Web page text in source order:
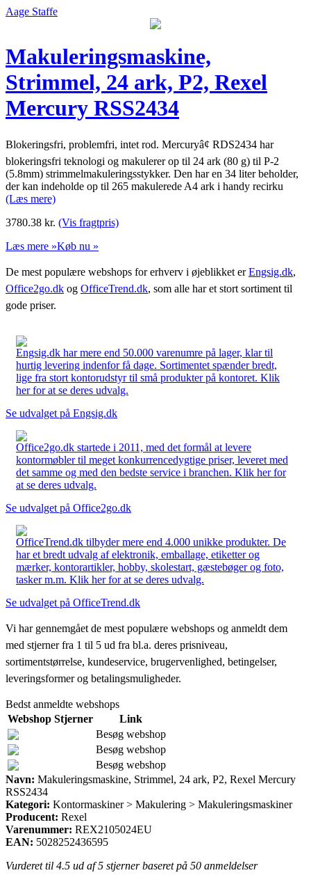
Aage Staffe
Makuleringsmaskine,
Strimmel, 24 ark, P2, Rexel
Mercury RSS2434
Blokeringsfri, problemfri, intet rod. Mercuryâ¢ RDS2434 har
blokeringsfri teknologi og makulerer op til 24 ark (80 g) til P-2
(5.8mm) strimmelmakuleringsstykker. Den har en 34 liter beholder,
der kan indeholde op til 265 makulerede A4 ark i handy recirku
(Læs mere)
3780.38 kr. (Vis fragtpris)
Læs mere »Køb nu »
De mest populære webshops for erhverv i øjeblikket erEngsig.dk,
Office2go.dk og OfficeTrend.dk, som alle har et stort sortiment til
gode priser.
Engsig.dk har mere end 50.000 varenumre på lager, klar til
hurtig levering indenfor få dage. Sortimentet spænder bredt,
lige fra stort kontorudstyr til små produkter på kontoret. Klik
her for at se deres udvalg.
Se udvalget på Engsig.dk
Office2go.dk startede i 2011, med det formål at levere
kontormøbler til meget konkurrencedygtige priser, leveret med
det samme og med den bedste service i branchen. Klik her for
at se deres udvalg.
Se udvalget på Office2go.dk
OfficeTrend.dk tilbyder mere end 4.000 unikke produkter. De
har et bredt udvalg af elektronik, emballage, etiketter og
mærker, kontorartikler, hobby, skolestart, gæstebøger og foto,
tasker m.m. Klik her for at se deres udvalg.
Se udvalget på OfficeTrend.dk
Vi har gennemgået de mest populære webshops og anmeldt dem
med stjerner fra 1 til 5 ud fra bl.a. deres prisniveau,
sortimentstørrelse, kundeservice, brugervenlighed, betingelser,
leveringsformer og betalingsmuligheder.
Bedst anmeldte webshops
Webshop Stjerner
Link
Besøg webshop
Besøg webshop
Besøg webshop
Navn: Makuleringsmaskine, Strimmel, 24 ark, P2, Rexel Mercury
RSS2434
Kategori: Kontormaskiner > Makulering > Makuleringsmaskiner
Producent: Rexel
Varenummer: REX2105024EU
EAN: 5028252436595
Vurderet til 4.5 ud af 5 stjerner baseret på 50 anmeldelser